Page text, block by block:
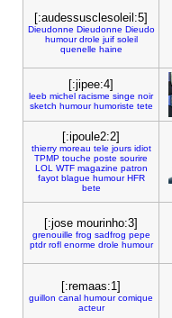
[:audessusclesoleil:5]
Dieudonne Dieudonne Dieudo
humour drole juif soleil
quenelle haine
[:jipee:4]
leeb michel racisme singe noir
sketch humour humoriste tete
[:ipoule2:2]
thierry moreau tele jours idiot
TPMP touche poste sourire
LOL
WTF magazine patron
fayot blague humour HFR
bete
[:jose mourinho:3]
grenouille frog sadfrog pepe
ptdr rofl enorme drole humour
[:remaas:1]
guillon canal humour comique
acteur